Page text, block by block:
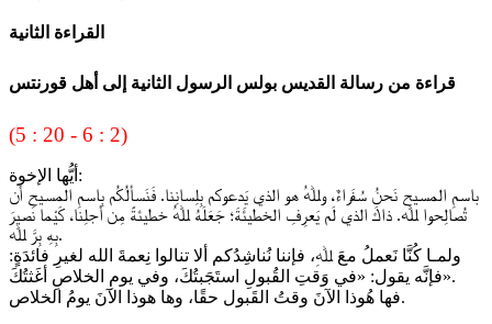
القراءة الثانية
قراءة من رسالة القديس بولس الرسول الثانية إلى أهل قورنتس
(5 : 20 - 6 : 2)
أيُّها الإخوة:
باسمِ المسيح نَحنُ سُفَراءٌ، وﷲُ هو الذي يَدعوكم بِلِسانِنا. فَنَسألُكُم بِاسمِ المسيحِ أن
تُصالِحوا ﷲ. ذاكَ الذي لَم يَعرِفِ الخطيئَةَ؛ جَعَلَهُ ﷲُ خطيئةً مِن أجلِنا، كَيْما نصيرَ
بِهِ بِرَّ ﷲ.
ولمـا كُنَّا نَعملُ معَ ﷲِ، فإننا نُناشِدُكم ألا تنالوا نِعمةَ الله لغيرِ فائدَةٍ:
فإنَّه يقول: «في وَقتِ القُبولِ استَجَبتُكَ، وفي يومِ الخلاصِ أغَثتُكَ».
فها هُوذا الآنَ وقتُ القَبول حقًا، وها هوذا الآنَ يومُ الخلاص.